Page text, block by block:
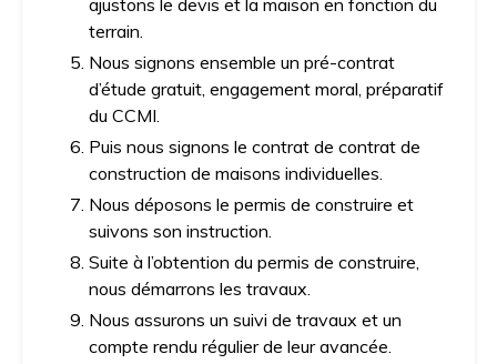
terrain.
Nous signons ensemble un pré-contrat
d’étude gratuit, engagement moral, préparatif
du CCMI.
Puis nous signons le contrat de contrat de
construction de maisons individuelles.
Nous déposons le permis de construire et
suivons son instruction.
Suite à l’obtention du permis de construire,
nous démarrons les travaux.
Nous assurons un suivi de travaux et un
compte rendu régulier de leur avancée.